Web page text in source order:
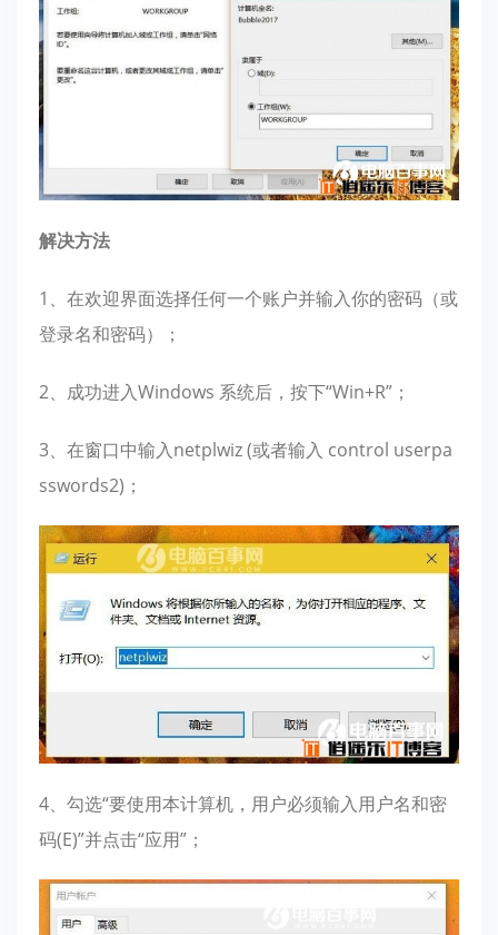
解决方法
1、在欢迎界面选择任何一个账户并输入你的密码（或
登录名和密码）；
2、成功进入Windows 系统后，按下“Win+R”；
3、在窗口中输入netplwiz (或者输入 control userpa
sswords2)；
4、勾选“要使用本计算机，用户必须输入用户名和密
码(E)”并点击“应用”；